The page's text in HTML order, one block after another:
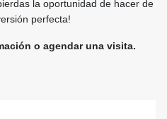
la oportunidad de hacer de
perfecta!
o agendar una visita.